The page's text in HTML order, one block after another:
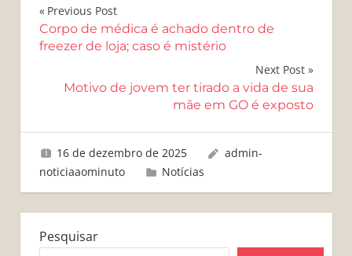
Navegação
de
Post
Previous Post
Corpo de médica é achado dentro de
freezer de loja; caso é mistério
Next Post
Motivo de jovem ter tirado a vida de sua
mãe em GO é exposto
16 de dezembro de 2025
admin-
noticiaaominuto
Notícias
Pesquisar